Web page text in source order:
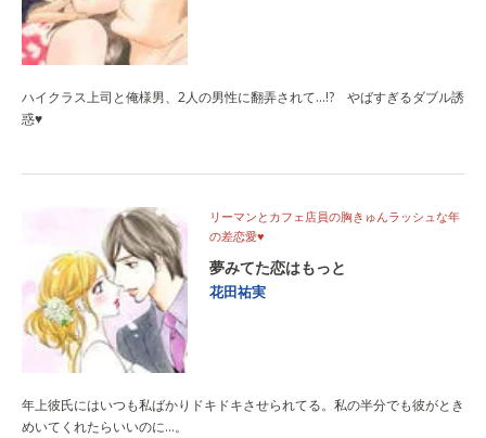
ハイクラス上司と俺様男、2人の男性に翻弄されて…!? やばすぎるダブル誘
惑♥
リーマンとカフェ店員の胸きゅんラッシュな年
の差恋愛♥
夢みてた恋はもっと
花田祐実
年上彼氏にはいつも私ばかりドキドキさせられてる。私の半分でも彼がとき
めいてくれたらいいのに…。